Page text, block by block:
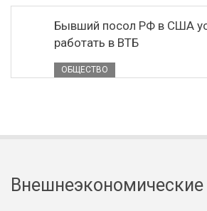
Бывший посол РФ в США
работать в ВТБ
ОБЩЕСТВО
Внешнеэкономические